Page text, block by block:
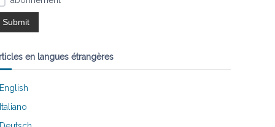
en langues étrangères
English
Italiano